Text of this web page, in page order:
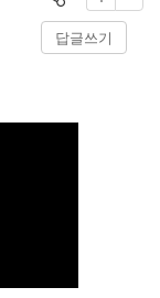
답글쓰기